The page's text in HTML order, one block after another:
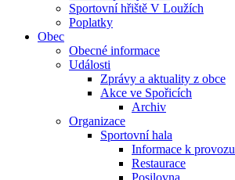
Sportovní hřiště V Loužích
Poplatky
Obec
Obecné informace
Události
Zprávy a aktuality z obce
Akce ve Spořicích
Archiv
Organizace
Sportovní hala
Informace k provozu
Restaurace
Posilovna